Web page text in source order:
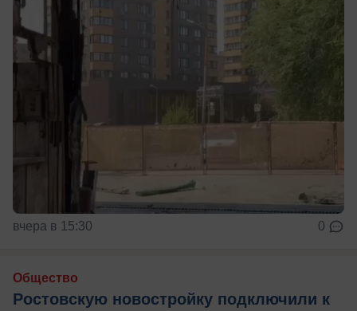
вчера в 15:30 0
Общество
Ростовскую новостройку подключили к